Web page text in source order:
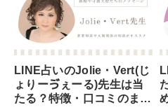
LINE占いのJolie・Vert(じ
ょりーゔぇーる)先生は当
たる？特徴・口コミのまと